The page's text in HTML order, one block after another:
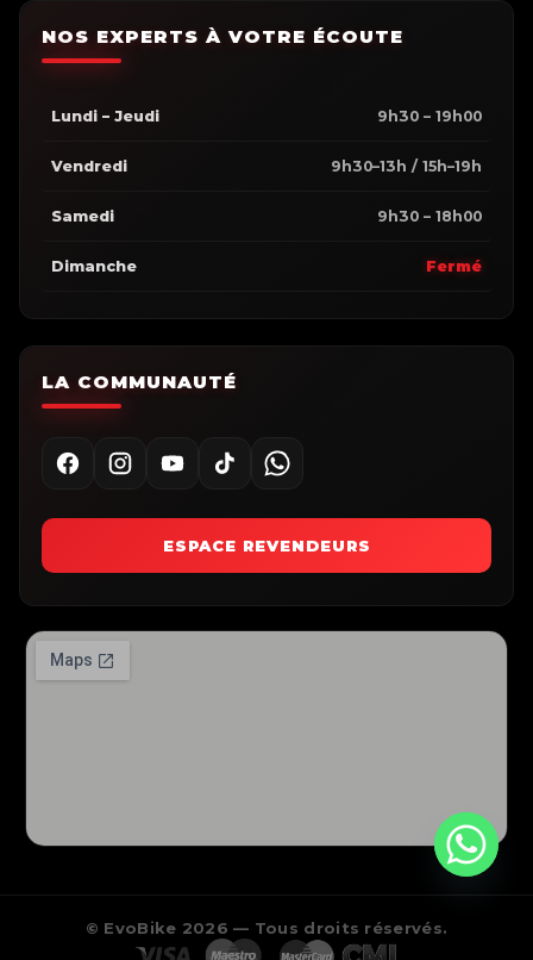
NOS EXPERTS À VOTRE ÉCOUTE
Lundi – Jeudi 9h30 – 19h00
Vendredi 9h30–13h / 15h–19h
Samedi 9h30 – 18h00
Dimanche Fermé
LA COMMUNAUTÉ
ESPACE REVENDEURS
© EvoBike 2026 — Tous droits réservés.